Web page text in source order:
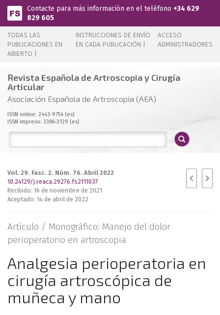
Pasar al contenido principal
Contacte para más información en el teléfono +34 629
829 605
TODAS LAS
PUBLICACIONES EN
ABIERTO |
INSTRUCCIONES DE ENVÍO
EN CADA PUBLICACIÓN |
ACCESO
ADMINISTRADORES
Revista Española de Artroscopia y Cirugía
Articular
Asociación Española de Artroscopia (AEA)
ISSN online: 2443-9754 (es)
ISSN impreso: 2386-3129 (es)
Vol. 29. Fasc. 2. Núm. 76. Abril 2022
10.24129/j.reaca.29276.fs2111037
Recibido: 16 de noviembre de 2021
Aceptado: 14 de abril de 2022
Artículo / Monográfico: Manejo del dolor
perioperatorio en artroscopia
Analgesia perioperatoria en
cirugía artroscópica de
muñeca y mano